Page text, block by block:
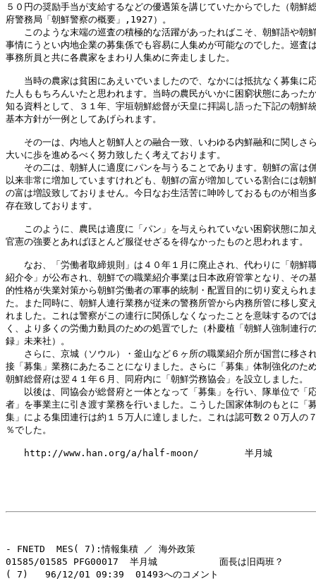
５０円の奨励手当が支給するなどの優遇策を講じていたからでした（朝鮮
府警務局「朝鮮警察の概要」,1927）。
このような末端の巡査の積極的な活躍があったればこそ、朝鮮語や朝
事情にうとい内地企業の募集係でも容易に人集めが可能なのでした。巡査
事務所員と共に各農家をまわり人集めに奔走しました。
当時の農家は貧困にあえいでいましたので、なかには抵抗なく募集に
た人ももちろんいたと思われます。当時の農民がいかに困窮状態にあった
知る資料として、３１年、宇垣朝鮮総督が天皇に拝謁し語った下記の朝鮮
基本方針が一例としてあげられます。
その一は、内地人と朝鮮人との融合一致、いわゆる内鮮融和に関しさ
大いに歩を進めるべく努力致したく考えております。
その二は、朝鮮人に適度にパンを与うることであります。朝鮮の富は
以来非常に増加していますけれども、朝鮮の富が増加している割合には朝
の富は増設致しておりません。今日なお生活苦に呻吟しておるものが相当
存在致しております。
このように、農民は適度に「パン」を与えられていない困窮状態に加
官憲の強要とあればほとんど服従せざるを得なかったものと思われます。
なお、「労働者取締規則」は４０年１月に廃止され、代わりに「朝鮮
紹介令」が公布され、朝鮮での職業紹介事業は日本政府管掌となり、その
的性格が失業対策から朝鮮労働者の軍事的統制・配置目的に切り変えられ
た。また同時に、朝鮮人連行業務が従来の警務所管から内務所管に移し変
れました。これは警察がこの連行に関係しなくなったことを意味するので
く、より多くの労働力動員のための処置でした（朴慶植「朝鮮人強制連行
録」未来社）。
さらに、京城（ソウル）・釜山など６ヶ所の職業紹介所が国営に移さ
接「募集」業務にあたることになりました。さらに「募集」体制強化のた
朝鮮総督府は翌４１年６月、同府内に「朝鮮労務協会」を設立しました。
以後は、同協会が総督府と一体となって「募集」を行い、隊単位で「
者」を事業主に引き渡す業務を行いました。こうした国家体制のもとに「
集」による集団連行は約１５万人に達しました。これは認可数２０万人の
％でした。
http://www.han.org/a/half-moon/　　　　　半月城
- FNETD  MES( 7):情報集積 ／ 海外政策
01585/01585 PFG00017  半月城           面長は旧両班？
( 7)   96/12/01 09:39  01493へのコメント